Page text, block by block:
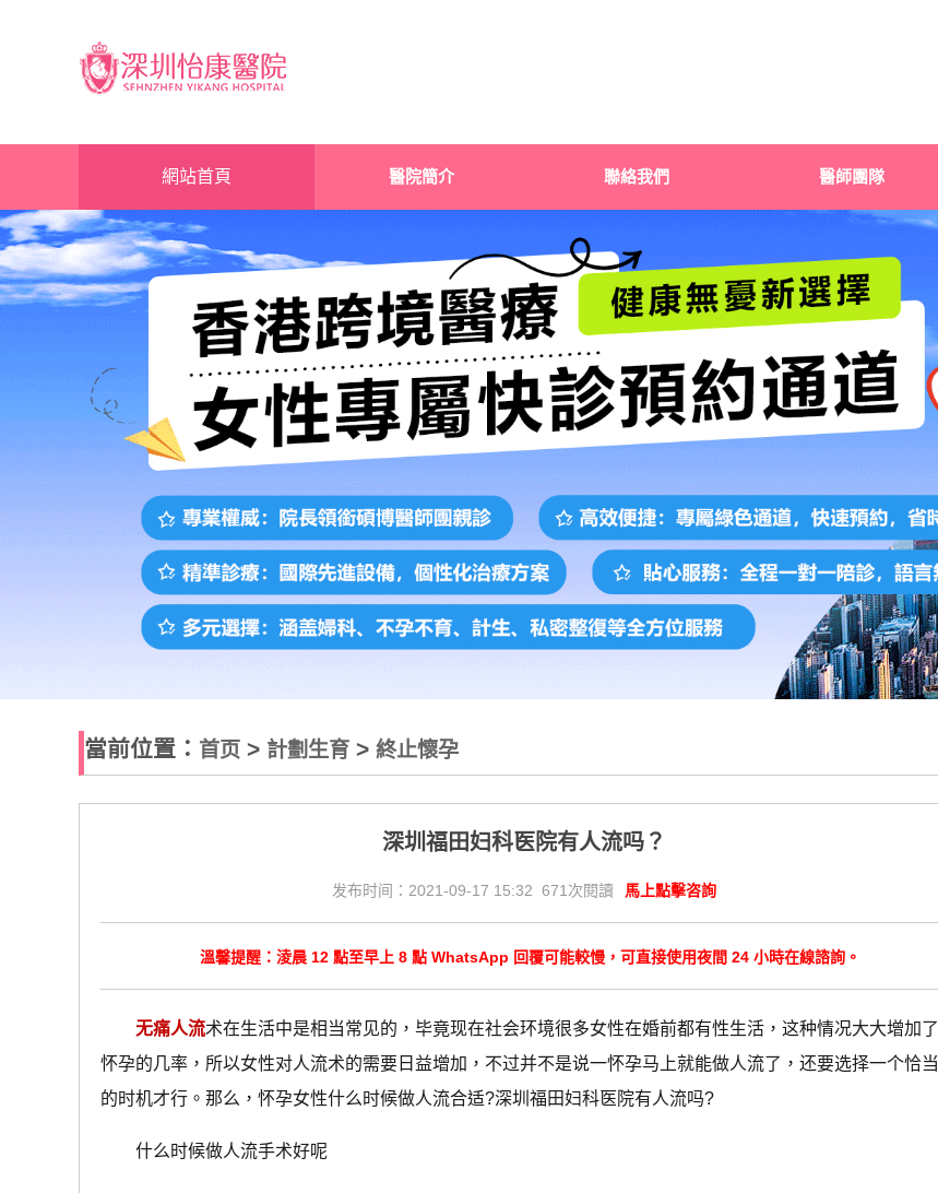
網站首頁 醫院簡介 聯絡我們 醫師團隊
當前位置： 首页 > 計劃生育 > 終止懷孕
深圳福田妇科医院有人流吗？
发布时间：2021-09-17 15:32 671次閱讀 馬上點擊咨詢
溫馨提醒：淩晨 12 點至早上 8 點 WhatsApp 回覆可能較慢，可直接使用夜間 24 小時在線諮詢。
无痛人流术在生活中是相当常见的，毕竟现在社会环境很多女性在婚前都有性生活，这种情况大大增加了
怀孕的几率，所以女性对人流术的需要日益增加，不过并不是说一怀孕马上就能做人流了，还要选择一个恰当
的时机才行。那么，怀孕女性什么时候做人流合适?深圳福田妇科医院有人流吗?
什么时候做人流手术好呢